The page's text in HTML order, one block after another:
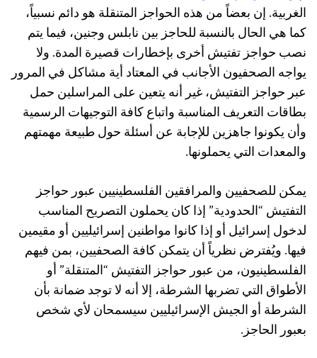
الغربية. إن بعضاً من هذه الحواجز المتنقلة هو دائم نسبياً،
كما هي الحال بالنسبة للحاجز بين نابلس وجنين، فيما يتم
نصب حواجز تفتيش أخرى بإخطارات قصيرة المدة. ولا
يواجه الصحفيون الأجانب في المعتاد أية مشاكل في المرور
عبر حواجز التفتيش، غير أنه يتعين على المراسلين حمل
بطاقات التعريف المناسبة واتباع كافة التوجيهات الرسمية
وأن يكونوا جاهزين للإجابة عن أسئلة حول طبيعة مهمتهم
والمعدات التي يحملونها.
يمكن للصحفيين والمرافقين الفلسطينيين عبور حواجز
التفتيش “الحدودية” إذا كان يحملون التصريح المناسب
لدخول إسرائيل أو إذا كانوا مواطنين إسرائيليين أو مقيمين
فيها. ويُفترض نظرياً أن يتمكن كافة الصحفيين، بمن فيهم
الفلسطينيون، من عبور حواجز التفتيش “المتنقلة” أو
الأطواق التي تضربها الشرطة، إلا أنه لا توجد ضمانة بأن
الشرطة أو الجيش الإسرائيليين سيسمحان لأي شخص
بعبور الحاجز.